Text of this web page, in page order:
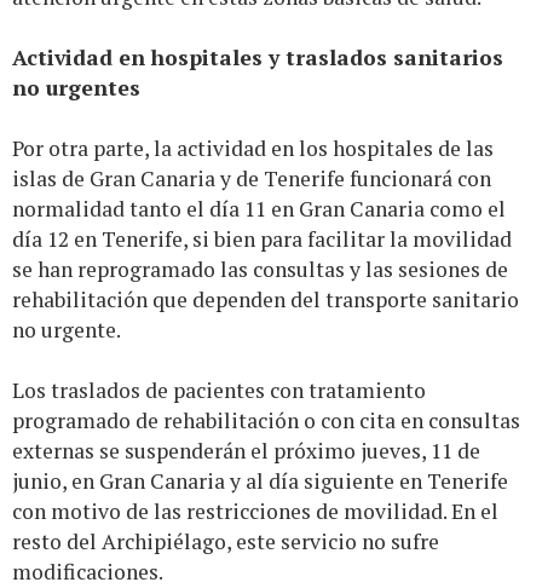
Actividad en hospitales y traslados sanitarios
no urgentes
Por otra parte, la actividad en los hospitales de las
islas de Gran Canaria y de Tenerife funcionará con
normalidad tanto el día 11 en Gran Canaria como el
día 12 en Tenerife, si bien para facilitar la movilidad
se han reprogramado las consultas y las sesiones de
rehabilitación que dependen del transporte sanitario
no urgente.
Los traslados de pacientes con tratamiento
programado de rehabilitación o con cita en consultas
externas se suspenderán el próximo jueves, 11 de
junio, en Gran Canaria y al día siguiente en Tenerife
con motivo de las restricciones de movilidad. En el
resto del Archipiélago, este servicio no sufre
modificaciones.